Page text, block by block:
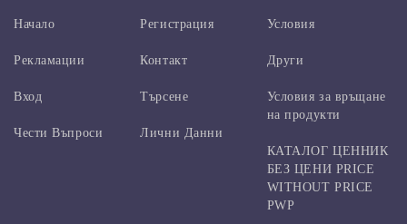
Начало
Рекламации
Вход
Чести Въпроси
Регистрация
Контакт
Търсене
Лични Данни
Условия
Други
Условия за връщане
на продукти
КАТАЛОГ ЦЕННИК
БЕЗ ЦЕНИ PRICE
WITHOUT PRICE
PWP